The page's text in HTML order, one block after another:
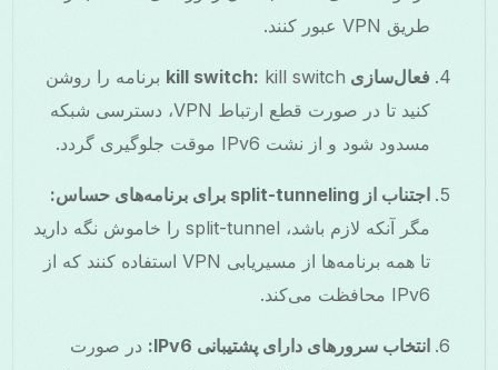
طریق VPN عبور کنند.
فعال‌سازی kill switch:
kill switch برنامه را روشن
کنید تا در صورت قطع ارتباط VPN، دسترسی شبکه
مسدود شود و از نشت IPv6 موقت جلوگیری گردد.
اجتناب از split-tunneling برای برنامه‌های حساس:
مگر آنکه لازم باشد، split-tunnel را خاموش نگه دارید
تا همه برنامه‌ها از مسیریابی VPN استفاده کنند که از
IPv6 محافظت می‌کند.
انتخاب سرورهای دارای پشتیبانی IPv6:
در صورت